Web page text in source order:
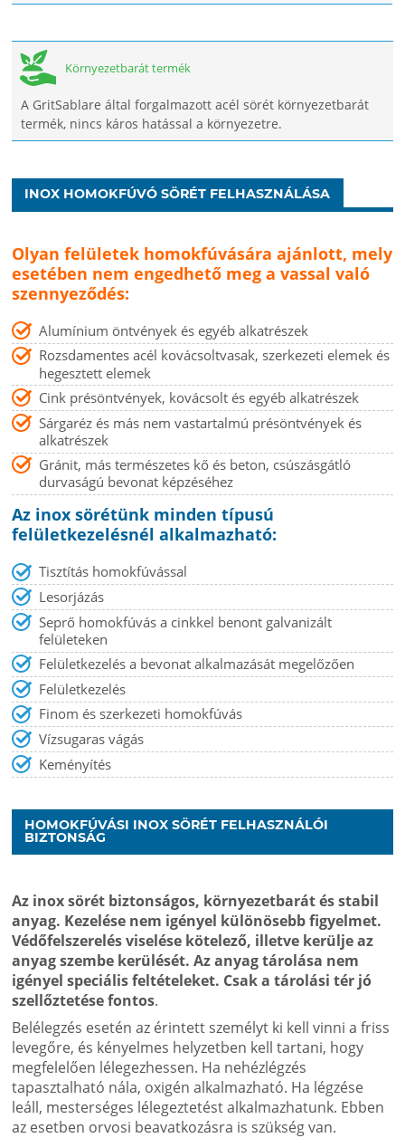
Környezetbarát termék
A GritSablare által forgalmazott acél sörét környezetbarát
termék, nincs káros hatással a környezetre.
INOX HOMOKFÚVÓ SÖRÉT FELHASZNÁLÁSA
Olyan felületek homokfúvására ajánlott, mely
esetében nem engedhető meg a vassal való
szennyeződés:
Alumínium öntvények és egyéb alkatrészek
Rozsdamentes acél kovácsoltvasak, szerkezeti elemek és
hegesztett elemek
Cink présöntvények, kovácsolt és egyéb alkatrészek
Sárgaréz és más nem vastartalmú présöntvények és
alkatrészek
Gránit, más természetes kő és beton, csúszásgátló
durvaságú bevonat képzéséhez
Az inox sörétünk minden típusú
felületkezelésnél alkalmazható:
Tisztítás homokfúvással
Lesorjázás
Seprő homokfúvás a cinkkel benont galvanizált
felületeken
Felületkezelés a bevonat alkalmazását megelőzően
Felületkezelés
Finom és szerkezeti homokfúvás
Vízsugaras vágás
Keményítés
HOMOKFÚVÁSI INOX SÖRÉT FELHASZNÁLÓI
BIZTONSÁG
Az inox sörét biztonságos, környezetbarát és stabil
anyag. Kezelése nem igényel különösebb figyelmet.
Védőfelszerelés viselése kötelező, illetve kerülje az
anyag szembe kerülését. Az anyag tárolása nem
igényel speciális feltételeket. Csak a tárolási tér jó
szellőztetése fontos.
Belélegzés esetén az érintett személyt ki kell vinni a friss
levegőre, és kényelmes helyzetben kell tartani, hogy
megfelelően lélegezhessen. Ha nehézlégzés
tapasztalható nála, oxigén alkalmazható. Ha légzése
leáll, mesterséges lélegeztetést alkalmazhatunk. Ebben
az esetben orvosi beavatkozásra is szükség van.